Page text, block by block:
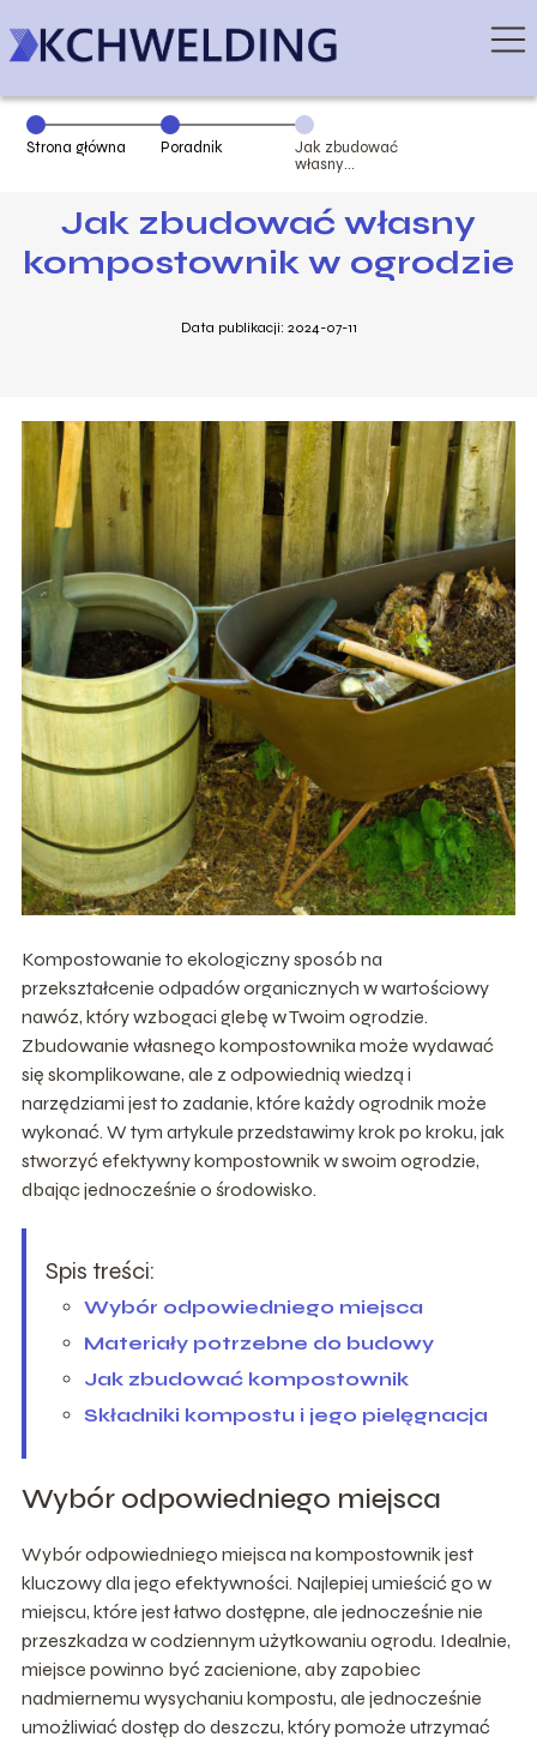
Strona główna Poradnik
Jak zbudować
własny
Jak zbudować własny
kompostownik w ogrodzie
Data publikacji: 2024-07-11
Kompostowanie to ekologiczny sposób na
przekształcenie odpadów organicznych w wartościowy
nawóz, który wzbogaci glebę w Twoim ogrodzie.
Zbudowanie własnego kompostownika może wydawać
się skomplikowane, ale z odpowiednią wiedzą i
narzędziami jest to zadanie, które każdy ogrodnik może
wykonać. W tym artykule przedstawimy krok po kroku, jak
stworzyć efektywny kompostownik w swoim ogrodzie,
dbając jednocześnie o środowisko.
Spis treści:
Wybór odpowiedniego miejsca
Materiały potrzebne do budowy
Jak zbudować kompostownik
Składniki kompostu i jego pielęgnacja
Wybór odpowiedniego miejsca
Wybór odpowiedniego miejsca na kompostownik jest
kluczowy dla jego efektywności. Najlepiej umieścić go w
miejscu, które jest łatwo dostępne, ale jednocześnie nie
przeszkadza w codziennym użytkowaniu ogrodu. Idealnie,
miejsce powinno być zacienione, aby zapobiec
nadmiernemu wysychaniu kompostu, ale jednocześnie
umożliwiać dostęp do deszczu, który pomoże utrzymać